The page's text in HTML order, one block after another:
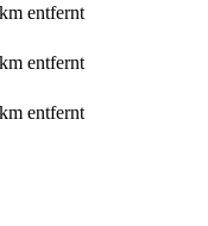
km entfernt
km entfernt
km entfernt